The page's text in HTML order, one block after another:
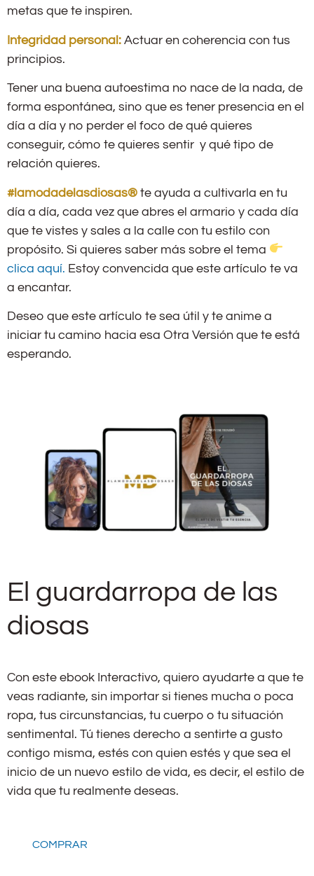
metas que te inspiren.
Integridad personal: Actuar en coherencia con tus
principios.
Tener una buena autoestima no nace de la nada, de
forma espontánea, sino que es tener presencia en el
día a día y no perder el foco de qué quieres
conseguir, cómo te quieres sentir y qué tipo de
relación quieres.
#lamodadelasdiosas® te ayuda a cultivarla en tu
día a día, cada vez que abres el armario y cada día
que te vistes y sales a la calle con tu estilo con
propósito. Si quieres saber más sobre el tema
clica aquí. Estoy convencida que este artículo te va
a encantar.
Deseo que este artículo te sea útil y te anime a
iniciar tu camino hacia esa Otra Versión que te está
esperando.
El guardarropa de las
diosas
Con este ebook Interactivo, quiero ayudarte a que te
veas radiante, sin importar si tienes mucha o poca
ropa, tus circunstancias, tu cuerpo o tu situación
sentimental. Tú tienes derecho a sentirte a gusto
contigo misma, estés con quien estés y que sea el
inicio de un nuevo estilo de vida, es decir, el estilo de
vida que tu realmente deseas.
COMPRAR